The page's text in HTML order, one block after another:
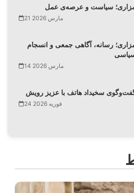
سیاست و عرصه‌ی عمل
21 مارس 2026
رسانه، آگاهی جمعی و انسجام
14 مارس 2026
سخیداد هاتف با عزیز رویش
24 فوریه 2026